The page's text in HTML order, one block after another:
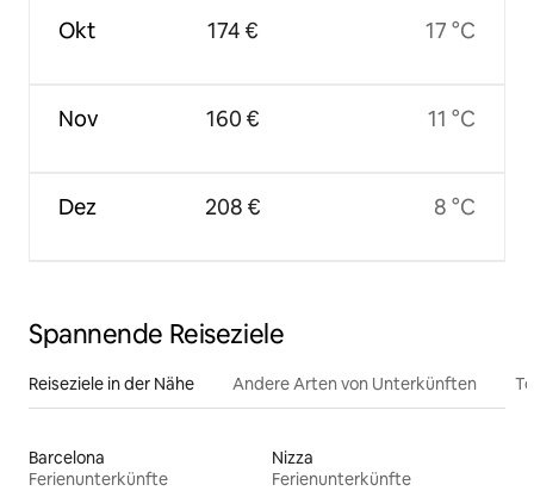
Okt
Nov
Dez
174 €
160 €
208 €
17 °C
11 °C
8 °C
Spannende Reiseziele
Reiseziele in der Nähe Andere Arten von Unterkünften
Barcelona
Ferienunterkünfte
Nizza
Ferienunterkünfte